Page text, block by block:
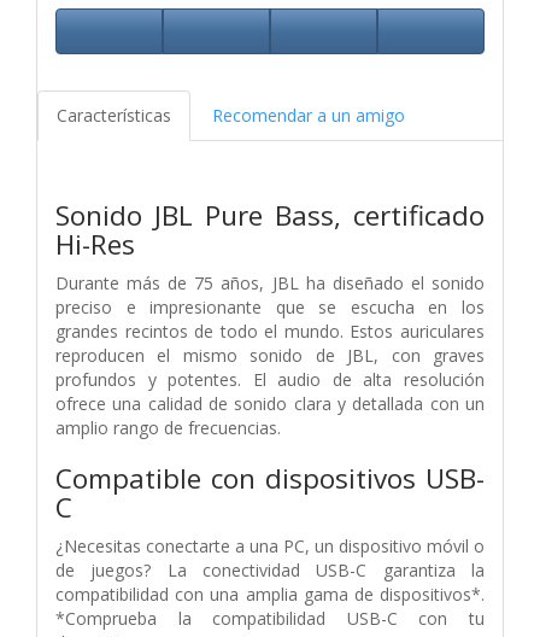
Características Recomendar a un amigo
Sonido JBL Pure Bass, certificado
Hi-Res
Durante más de 75 años, JBL ha diseñado el sonido
preciso e impresionante que se escucha en los
grandes recintos de todo el mundo. Estos auriculares
reproducen el mismo sonido de JBL, con graves
profundos y potentes. El audio de alta resolución
ofrece una calidad de sonido clara y detallada con un
amplio rango de frecuencias.
Compatible con dispositivos USB-
C
¿Necesitas conectarte a una PC, un dispositivo móvil o
de juegos? La conectividad USB-C garantiza la
compatibilidad con una amplia gama de dispositivos*.
*Comprueba la compatibilidad USB-C con tu